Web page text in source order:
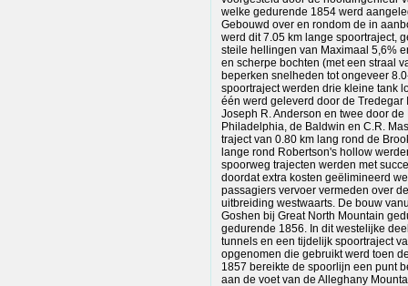
welke gedurende 1854 werd
Gebouwd over en rondom de in
werd dit 7.05 km lange spoortraject,
steile hellingen van Maximaal 5,6%
en scherpe bochten (met een straal
beperken snelheden tot ongeveer
spoortraject werden drie kleine tank
één werd geleverd door de Tredegar
Joseph R. Anderson en twee door de
Philadelphia, de Baldwin en C.R.
traject van 0.80 km lang rond de
lange rond Robertson's hollow
spoorweg trajecten werden met
doordat extra kosten geëlimineerd
passagiers vervoer vermeden over
uitbreiding westwaarts. De bouw
Goshen bij Great North Mountain
gedurende 1856. In dit westelijke
tunnels en een tijdelijk spoortraject
opgenomen die gebruikt werd toen
1857 bereikte de spoorlijn een punt
aan de voet van de Alleghany